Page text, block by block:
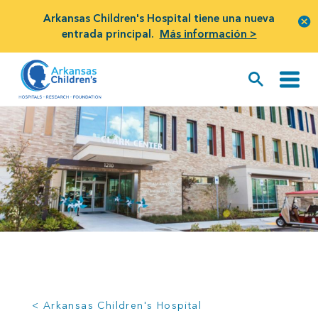
Arkansas Children's Hospital tiene una nueva
entrada principal. Más información >
< Arkansas Children's Hospital